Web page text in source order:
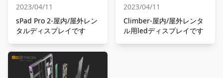
2023/04/11
sPad Pro 2-屋内/屋外レン
タルディスプレイです
2023/04/11
Climber-屋内/屋外レンタ
ル用ledディスプレイです